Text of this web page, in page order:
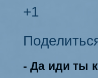
+1
- Да иди ты